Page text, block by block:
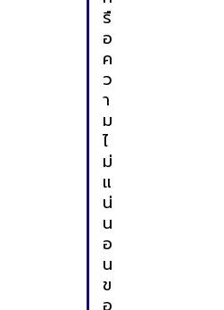
รื
อ
ค
ว
า
ม
ไ
ม่
แ
น่
น
อ
น
ข
อ